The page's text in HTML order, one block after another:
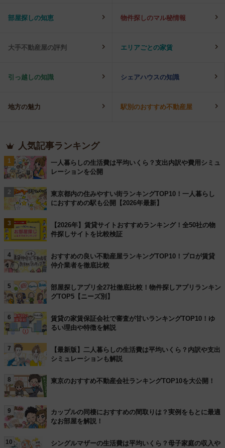
部屋探しの知恵 物件探しのマル秘情報
大手不動産屋の評判 エリアごとの家賃
引っ越しの知識 シェアハウスの知識
地方の魅力 駅別のおすすめ不動産屋
人気記事ランキング
1
一人暮らしの生活費は平均いくら？支出内訳や費用シミュ
レーションを公開
2
東京都内の住みやすい街ランキングTOP10！一人暮らし
におすすめの駅も公開【2026年最新】
3
【2026年】賃貸サイトおすすめランキング！全50社の物
件探しサイトを比較検証
4
おすすめの良い不動産屋ランキングTOP10！プロが賃貸
仲介業者を徹底比較
5
部屋探しアプリ全27社徹底比較！物件探しアプリランキン
グTOP5【ニーズ別】
6
賃貸の家賃保証会社で審査が甘いランキングTOP10！ゆ
るい理由や特徴を解説
7
【最新版】二人暮らしの生活費は平均いくら？内訳や支出
シミュレーションも解説
8 東京のおすすめ不動産会社ランキングTOP10を大公開！
9
カップルの同棲におすすめの間取りは？実例をもとに最適
なお部屋を解説！
10
シングルマザーの生活費は平均いくら？母子家庭の収入や